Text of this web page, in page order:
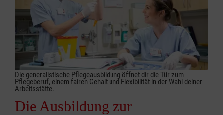
Die generalistische Pflegeausbildung öffnet dir die Tür zum
Pflegeberuf, einem fairen Gehalt und Flexibilität in der Wahl deiner
Arbeitsstätte.
Die Ausbildung zur